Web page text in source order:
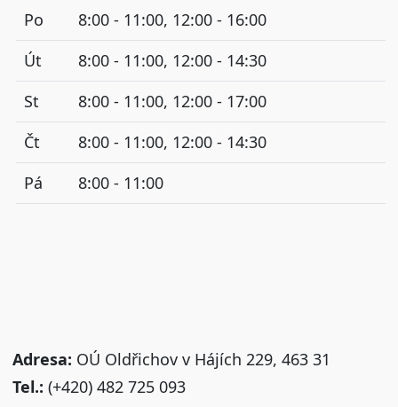
Po
8:00 - 11:00, 12:00 - 16:00
Út
8:00 - 11:00, 12:00 - 14:30
St
8:00 - 11:00, 12:00 - 17:00
Čt
8:00 - 11:00, 12:00 - 14:30
Pá
8:00 - 11:00
Adresa: OÚ Oldřichov v Hájích 229, 463 31
Tel.: (+420) 482 725 093